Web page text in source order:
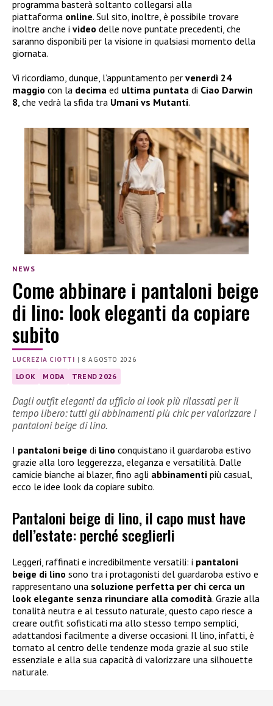
programma basterà soltanto collegarsi alla
piattaforma online. Sul sito, inoltre, è possibile trovare
inoltre anche i video delle nove puntate precedenti, che
saranno disponibili per la visione in qualsiasi momento della
giornata.
Vi ricordiamo, dunque, l’appuntamento per venerdì 24
maggio con la decima ed ultima puntata di Ciao Darwin
8, che vedrà la sfida tra Umani vs Mutanti.
NEWS
Come abbinare i pantaloni beige
di lino: look eleganti da copiare
subito
LUCREZIA CIOTTI | 8 AGOSTO 2026
LOOK MODA TREND 2026
Dagli outfit eleganti da ufficio ai look più rilassati per il
tempo libero: tutti gli abbinamenti più chic per valorizzare i
pantaloni beige di lino.
I pantaloni beige di lino conquistano il guardaroba estivo
grazie alla loro leggerezza, eleganza e versatilità. Dalle
camicie bianche ai blazer, fino agli abbinamenti più casual,
ecco le idee look da copiare subito.
Pantaloni beige di lino, il capo must have
dell’estate: perché sceglierli
Leggeri, raffinati e incredibilmente versatili: i pantaloni
beige di lino sono tra i protagonisti del guardaroba estivo e
rappresentano una soluzione perfetta per chi cerca un
look elegante senza rinunciare alla comodità. Grazie alla
tonalità neutra e al tessuto naturale, questo capo riesce a
creare outfit sofisticati ma allo stesso tempo semplici,
adattandosi facilmente a diverse occasioni. Il lino, infatti, è
tornato al centro delle tendenze moda grazie al suo stile
essenziale e alla sua capacità di valorizzare una silhouette
naturale.